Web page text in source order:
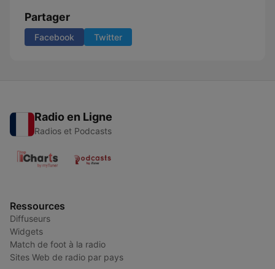
Partager
Facebook Twitter
Radio en Ligne
Radios et Podcasts
Ressources
Diffuseurs
Widgets
Match de foot à la radio
Sites Web de radio par pays